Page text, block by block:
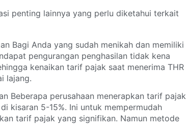
penting lainnya yang perlu diketahui terkait
Bagi Anda yang sudah menikah dan memiliki
pengurangan penghasilan tidak kena
kenaikan tarif pajak saat menerima THR
lajang.
Beberapa perusahaan menerapkan tarif pajak
kisaran 5-15%. Ini untuk mempermudah
tarif pajak yang signifikan. Namun metode